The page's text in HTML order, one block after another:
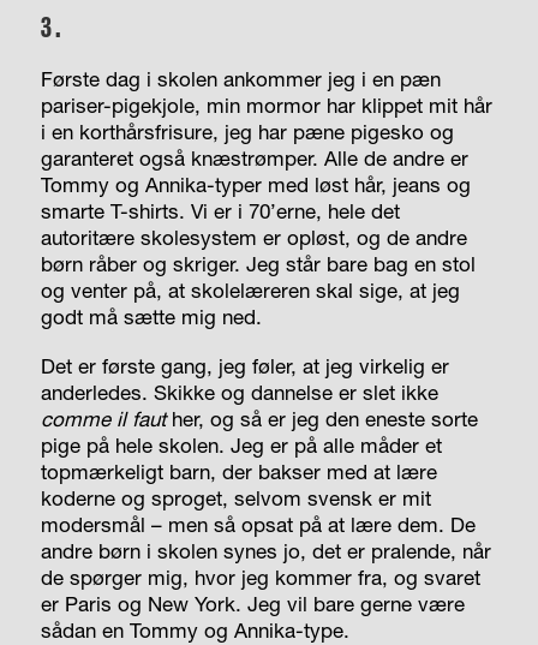
3.
Første dag i skolen ankommer jeg i en pæn
pariser-pigekjole, min mormor har klippet mit hår
i en korthårsfrisure, jeg har pæne pigesko og
garanteret også knæstrømper. Alle de andre er
Tommy og Annika-typer med løst hår, jeans og
smarte T-shirts. Vi er i 70’erne, hele det
autoritære skolesystem er opløst, og de andre
børn råber og skriger. Jeg står bare bag en stol
og venter på, at skolelæreren skal sige, at jeg
godt må sætte mig ned.
Det er første gang, jeg føler, at jeg virkelig er
anderledes. Skikke og dannelse er slet ikke
comme il fauther, og så er jeg den eneste sorte
pige på hele skolen. Jeg er på alle måder et
topmærkeligt barn, der bakser med at lære
koderne og sproget, selvom svensk er mit
modersmål – men så opsat på at lære dem. De
andre børn i skolen synes jo, det er pralende, når
de spørger mig, hvor jeg kommer fra, og svaret
er Paris og New York. Jeg vil bare gerne være
sådan en Tommy og Annika-type.